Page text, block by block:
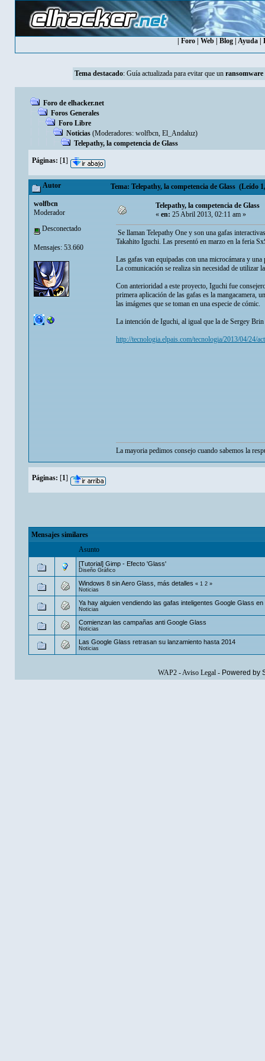
Foro| Web| Blog| Ayuda|
Tema destacado: Guía actualizada para evitar que un ransomware
Foro de elhacker.net
Foros Generales
Foro Libre
Noticias (Moderadores: wolfbcn, El_Andaluz)
Telepathy, la competencia de Glass
Páginas: [1]
Autor Tema: Telepathy, la competencia de Glass (Leído
wolfbcn
Moderador
Desconectado
Mensajes: 53.660
Telepathy, la competencia de Glass
«en:25 Abril 2013, 02:11 am »
Se llaman Telepathy One y son una gafas
Takahito Iguchi. Las presentó en marzo en la feria
Las gafas van equipadas con una microcámara y
La comunicación se realiza sin necesidad de utilizar
Con anterioridad a este proyecto, Iguchi fue
primera aplicación de las gafas es la mangacamera,
las imágenes que se toman en una especie de cómic.
La intención de Iguchi, al igual que la de Sergey
http://tecnologia.elpais.com/tecnologia/2013/04/24/
La mayoria pedimos consejo cuando sabemos la
Páginas: [1]
Mensajes similares
Asunto
[Tutorial] Gimp - Efecto 'Glass'
Diseño Gráfico
Windows 8 sin Aero Glass, más detalles «1 2»
Noticias
Ya hay alguien vendiendo las gafas inteligentes Google Glass en
Noticias
Comienzan las campañas anti Google Glass
Noticias
Las Google Glass retrasan su lanzamiento hasta 2014
Noticias
WAP2-Aviso Legal- Powered by